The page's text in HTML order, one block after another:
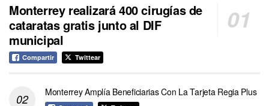
Monterrey realizará 400 cirugías de
cataratas gratis junto al DIF
municipal
Compartir Twittear
Monterrey Amplía Beneficiarias Con La Tarjeta Regia Plus